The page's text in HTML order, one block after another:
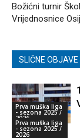
Božićni turnir
Vrijednosnice
SLIČNE OBJAVE
Prva muška liga
- sezona 2025 /
2026
Prva muška liga
- sezona 2025 /
2026